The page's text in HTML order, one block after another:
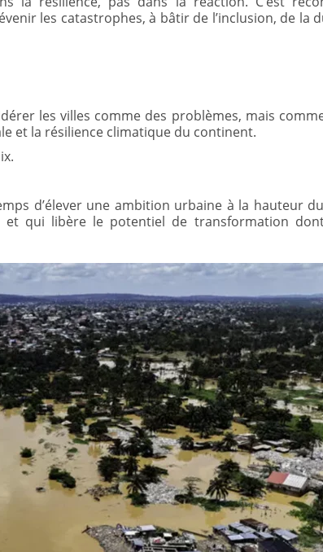
les catastrophes, à bâtir de l’inclusion, de la
les villes comme des problèmes, mais
et la résilience climatique du continent.
d’élever une ambition urbaine à la hauteur du
qui libère le potentiel de transformation dont